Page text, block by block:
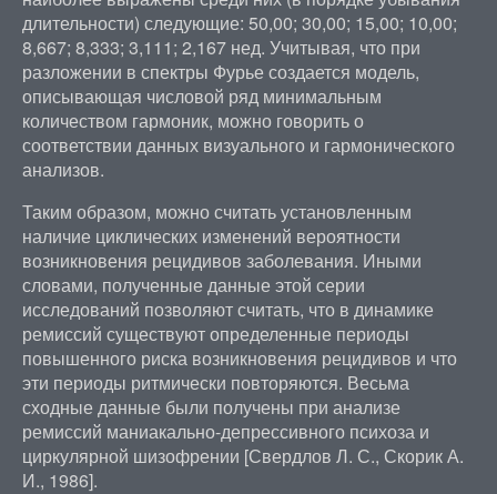
длительности) следующие: 50,00; 30,00; 15,00; 10,00;
8,667; 8,333; 3,111; 2,167 нед. Учитывая, что при
разложении в спектры Фурье создается модель,
описывающая числовой ряд минимальным
количеством гармоник, можно говорить о
соответствии данных визуального и гармонического
анализов.
Таким образом, можно считать установленным
наличие циклических изменений вероятности
возникновения рецидивов заболевания. Иными
словами, полученные данные этой серии
исследований позволяют считать, что в динамике
ремиссий существуют определенные периоды
повышенного риска возникновения рецидивов и что
эти периоды ритмически повторяются. Весьма
сходные данные были получены при анализе
ремиссий маниакально-депрессивного психоза и
циркулярной шизофрении [Свердлов Л. С., Скорик А.
И., 1986].